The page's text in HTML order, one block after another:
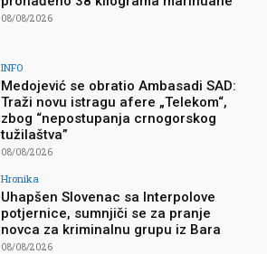
08/08/2026
INFO
Medojević se obratio Ambasadi SAD:
Traži novu istragu afere „Telekom“,
zbog “nepostupanja crnogorskog
tužilaštva”
08/08/2026
Hronika
Uhapšen Slovenac sa Interpolove
potjernice, sumnjiči se za pranje
novca za kriminalnu grupu iz Bara
08/08/2026